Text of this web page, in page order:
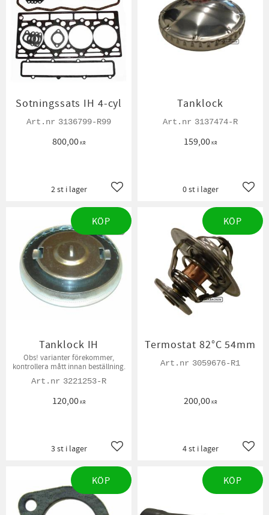
Sotningssats IH 4-cyl
3136799-R99
800,00KR
Lägg till i favoriter
2 st i lager
Tanklock
3137474-R
159,00KR
0 st i lager
Tanklock IH
Obs! varianter förekommer,
kontrollera mått innan beställning.
3221253-R
120,00KR
Lägg till i favoriter
3 st i lager
KÖP
Termostat 82°C 54mm
3059676-R1
200,00KR
4 st i lager
KÖP
KÖP KÖP